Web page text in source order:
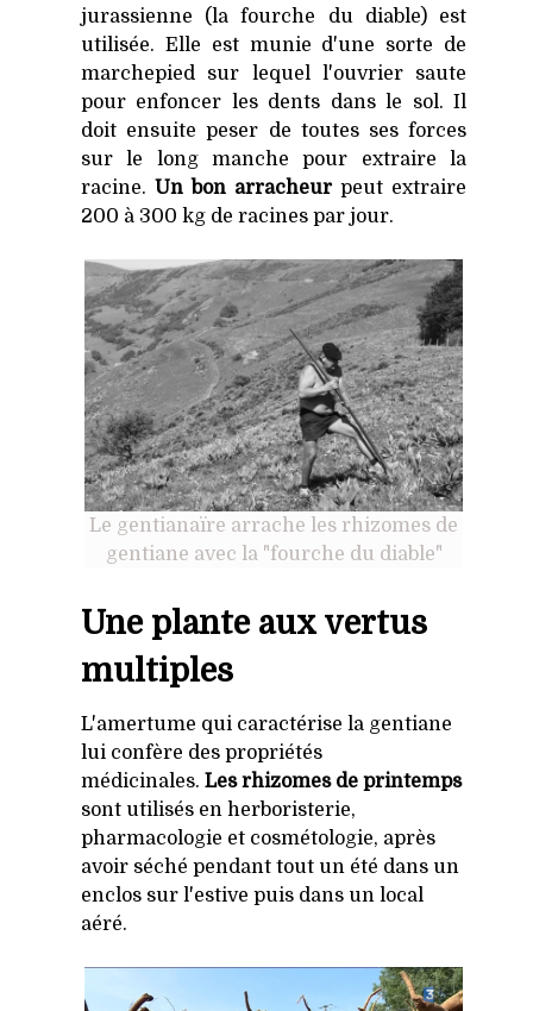
jurassienne (la fourche du diable) est
utilisée. Elle est munie d'une sorte de
marchepied sur lequel l'ouvrier saute
pour enfoncer les dents dans le sol. Il
doit ensuite peser de toutes ses forces
sur le long manche pour extraire la
racine. Un bon arracheur peut extraire
200 à 300 kg de racines par jour.
Le gentianaïre arrache les rhizomes de
gentiane avec la "fourche du diable"
Une plante aux vertus
multiples
L'amertume qui caractérise la gentiane
lui confère des propriétés
médicinales. Les rhizomes de printemps
sont utilisés en herboristerie,
pharmacologie et cosmétologie, après
avoir séché pendant tout un été dans un
enclos sur l'estive puis dans un local
aéré.